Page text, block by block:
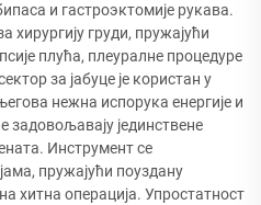
и гастроэктомије рукава.
хирургију груди, пружајући
плућа, плеуралне процедуре
за јабуце је користан у
нежна испорука енергије и
задовољавају јединствене
Инструмент се
пружајући поуздану
хитна операција. Упростатност